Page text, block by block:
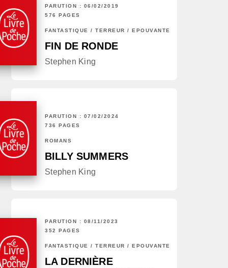
PARUTION : 06/02/2019
576 PAGES
FANTASTIQUE / TERREUR / EPOUVANTE
FIN DE RONDE
Stephen King
PARUTION : 07/02/2024
736 PAGES
ROMANS
BILLY SUMMERS
Stephen King
PARUTION : 08/11/2023
352 PAGES
FANTASTIQUE / TERREUR / EPOUVANTE
LA DERNIÈRE